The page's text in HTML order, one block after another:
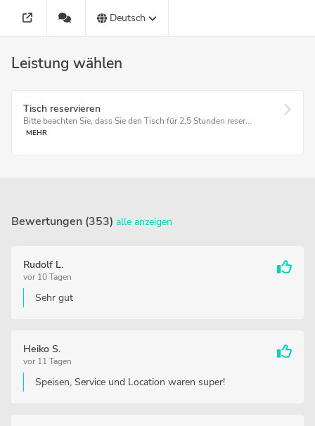
Deutsch
Leistung wählen
Tisch reservieren
Bitte beachten Sie, dass Sie den Tisch für 2,5 Stunden reser...
MEHR
Bewertungen (353) alle anzeigen
Rudolf L.
vor 10 Tagen
Sehr gut
Heiko S.
vor 11 Tagen
Speisen, Service und Location waren super!